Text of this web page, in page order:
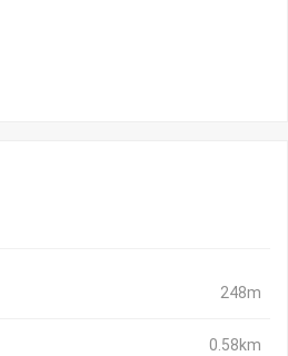
248m
0.58km